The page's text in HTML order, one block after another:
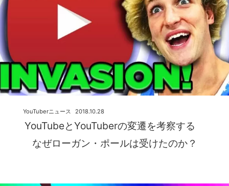
YouTubeとYouTuberの変遷を考察する
なぜローガン・ポールは受けたのか？
2018.10.28
YouTuberニュース